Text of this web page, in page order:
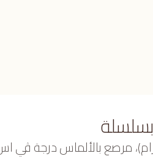
أبيض عيار 18 (3.127 جرام)، مرصع بالألماس